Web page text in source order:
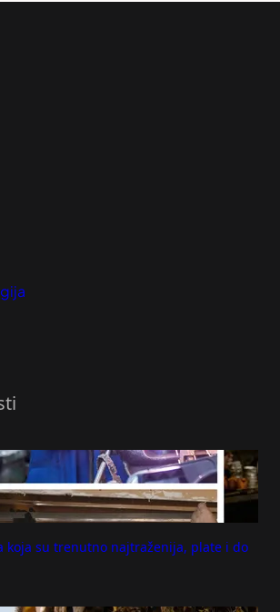
koja su trenutno najtraženija, plate i do